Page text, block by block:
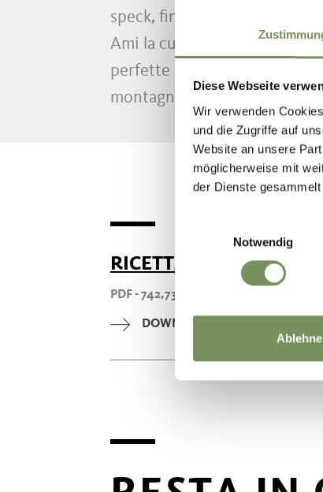
Diese Webseite
Wir verwenden
und die Zugriffe auf
Website an unsere
möglicherweise mit
der Dienste gesammelt
Notwendig
speck, fino ai dolci con semi
Ami la cucina dell’Alto
perfette per portare sulla tua
montagna.
RICETTA
PDF - 742,73 KB
DOWNLOAD